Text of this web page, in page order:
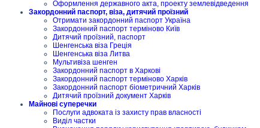
Оформлення державного акта, проекту землевідведення
Закордонний паспорт, віза, дитячий проїзний
Отримати закордонний паспорт Україна
Закордонний паспорт терміново Київ
Дитячий проїзний, паспорт
Шенгенська віза Греція
Шенгенська віза Литва
Мультивіза шенген
Закордонний паспорт в Харкові
Закордонний паспорт терміново Харків
Закордонний паспорт біометричний Харків
Дитячий проїзний документ Харків
Майнові суперечки
Послуги адвоката із захисту прав власності
Виділ частки